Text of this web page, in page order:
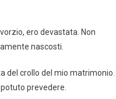
ero devastata. Non
nascosti.
del crollo del mio matrimonio.
prevedere.